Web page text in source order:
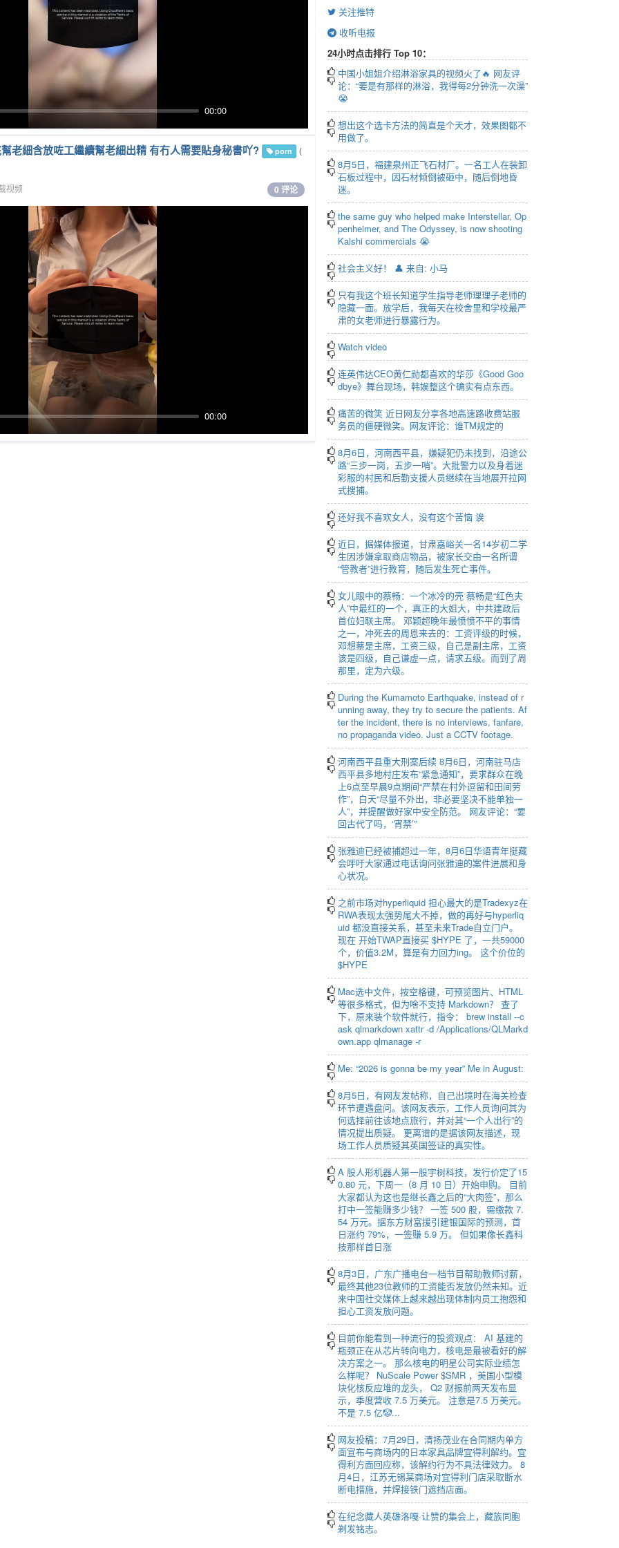
关注推特
收听电报
24小时点击排行 Top 10：
中国小姐姐介绍淋浴家具的视频火了🔥 网友评
论：“要是有那样的淋浴，我得每2分钟洗一次澡”
😭
想出这个选卡方法的简直是个天才，效果图都不
用做了。
8月5日，福建泉州正飞石材厂。一名工人在装卸
石板过程中，因石材倾倒被砸中，随后倒地昏
迷。
the same guy who helped make Interstellar, Op
penheimer, and The Odyssey, is now shooting
Kalshi commercials 😭
社会主义好！ 👤 来自: 小马
只有我这个班长知道学生指导老师理理子老师的
隐藏一面。放学后，我每天在校舍里和学校最严
肃的女老师进行暴露行为。
Watch video
连英伟达CEO黄仁勋都喜欢的华莎《Good Goo
dbye》舞台现场，韩娱整这个确实有点东西。
痛苦的微笑 近日网友分享各地高速路收费站服
务员的僵硬微笑。网友评论：谁TM规定的
8月6日，河南西平县，嫌疑犯仍未找到，沿途公
路“三步一岗，五步一哨”。大批警力以及身着迷
彩服的村民和后勤支援人员继续在当地展开拉网
式搜捕。
还好我不喜欢女人，没有这个苦恼 诶
近日，据媒体报道，甘肃嘉峪关一名14岁初二学
生因涉嫌拿取商店物品，被家长交由一名所谓
“管教者”进行教育，随后发生死亡事件。
女儿眼中的蔡畅：一个冰冷的壳 蔡畅是“红色夫
人”中最红的一个，真正的大姐大，中共建政后
首位妇联主席。 邓颖超晚年最愤愤不平的事情
之一，冲死去的周恩来去的：工资评级的时候，
邓想蔡是主席，工资三级，自己是副主席，工资
该是四级，自己谦虚一点，请求五级。而到了周
那里，定为六级。
During the Kumamoto Earthquake, instead of r
unning away, they try to secure the patients. Af
ter the incident, there is no interviews, fanfare,
no propaganda video. Just a CCTV footage.
河南西平县重大刑案后续 8月6日，河南驻马店
西平县多地村庄发布“紧急通知”，要求群众在晚
上6点至早晨9点期间“严禁在村外逗留和田间劳
作”，白天“尽量不外出，非必要坚决不能单独一
人”，并提醒做好家中安全防范。 网友评论：“要
回古代了吗，‘宵禁’”
张雅迪已经被捕超过一年，8月6日华语青年挺藏
会呼吁大家通过电话询问张雅迪的案件进展和身
心状况。
之前市场对hyperliquid 担心最大的是Tradexyz在
RWA表现太强势尾大不掉，做的再好与hyperliq
uid 都没直接关系，甚至未来Trade自立门户。
现在 开始TWAP直接买 $HYPE 了，一共59000
个，价值3.2M，算是有力回力ing。 这个价位的
$HYPE
Mac选中文件，按空格键，可预览图片、HTML
等很多格式，但为啥不支持 Markdown？ 查了
下，原来装个软件就行，指令： brew install --c
ask qlmarkdown xattr -d /Applications/QLMarkd
own.app qlmanage -r
Me: “2026 is gonna be my year” Me in August:
8月5日，有网友发帖称，自己出境时在海关检查
环节遭遇盘问。该网友表示，工作人员询问其为
何选择前往该地点旅行，并对其“一个人出行”的
情况提出质疑。 更离谱的是据该网友描述，现
场工作人员质疑其英国签证的真实性。
A 股人形机器人第一股宇树科技，发行价定了15
0.80 元，下周一（8 月 10 日）开始申购。 目前
大家都认为这也是继长鑫之后的“大肉签”，那么
打中一签能赚多少钱？ 一签 500 股，需缴款 7.
54 万元。据东方财富援引建银国际的预测，首
日涨约 79%，一签赚 5.9 万。 但如果像长鑫科
技那样首日涨
8月3日，广东广播电台一档节目帮助教师讨薪，
最终其他23位教师的工资能否发放仍然未知。近
来中国社交媒体上越来越出现体制内员工抱怨和
担心工资发放问题。
目前你能看到一种流行的投资观点： AI 基建的
瓶颈正在从芯片转向电力，核电是最被看好的解
决方案之一。 那么核电的明星公司实际业绩怎
么样呢？ NuScale Power $SMR ，美国小型模
块化核反应堆的龙头， Q2 财报前两天发布显
示，季度营收 7.5 万美元。 注意是7.5 万美元。
不是 7.5 亿🤡...
网友投稿：7月29日，清扬茂业在合同期内单方
面宣布与商场内的日本家具品牌宜得利解约。宜
得利方面回应称，该解约行为不具法律效力。 8
月4日，江苏无锡某商场对宜得利门店采取断水
断电措施，并焊接铁门遮挡店面。
在纪念藏人英雄洛嘎·让赞的集会上，藏族同胞
剃发铭志。
00:00
fullscreen
老細含放咗工繼續幫老細出精 有冇人需要貼身秘書吖? porn (
视频 0 评论
00:00
fullscreen